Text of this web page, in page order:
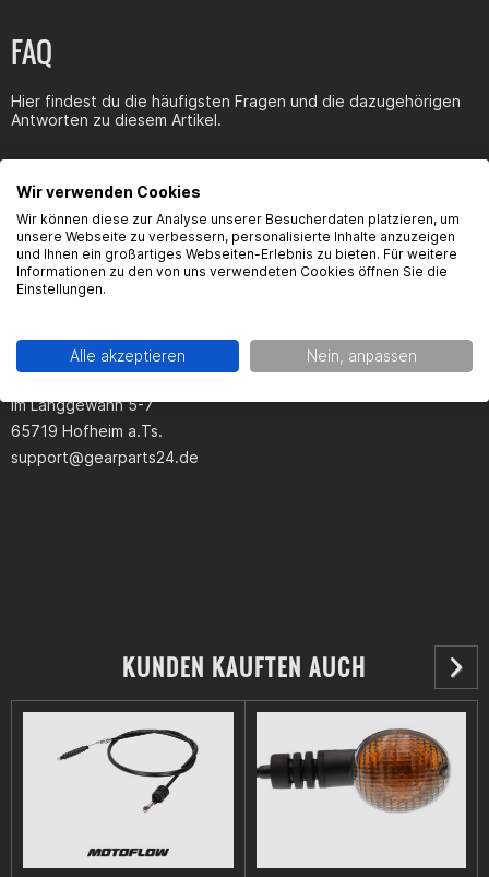
FAQ
Hier findest du die häufigsten Fragen und die dazugehörigen
Antworten zu diesem Artikel.
Produktsicherheit
Hersteller:
Gearparts GmbH
Im Langgewann 5-7
65719 Hofheim a.Ts.
support@gearparts24.de
KUNDEN KAUFTEN AUCH
Wir verwenden Cookies
Wir können diese zur Analyse unserer Besucherdaten platzieren, um
unsere Webseite zu verbessern, personalisierte Inhalte anzuzeigen
und Ihnen ein großartiges Webseiten-Erlebnis zu bieten. Für weitere
Informationen zu den von uns verwendeten Cookies öffnen Sie die
Einstellungen.
Alle akzeptieren Nein, anpassen